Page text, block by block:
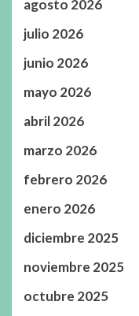
agosto 2026
julio 2026
junio 2026
mayo 2026
abril 2026
marzo 2026
febrero 2026
enero 2026
diciembre 2025
noviembre 2025
octubre 2025